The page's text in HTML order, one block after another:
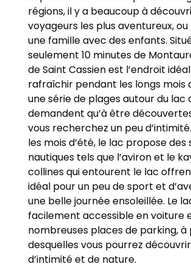
régions, il y a beaucoup à
voyageurs les plus aventureux,
une famille avec des enfants.
seulement 10 minutes de
de Saint Cassien est l’endroit
rafraîchir pendant les longs mois
une série de plages autour du lac
demandent qu’à être
vous recherchez un peu
les mois d’été, le lac propose des
nautiques tels que l’aviron et le
collines qui entourent le lac
idéal pour un peu de sport et
une belle journée ensoleillée. Le
facilement accessible en voiture
nombreuses places de parking,
desquelles vous pourrez
d’intimité et de nature.